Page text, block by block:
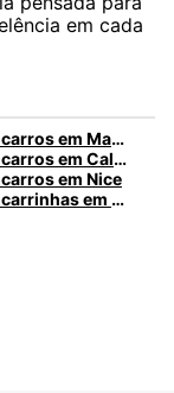
em cada
Aluguer de carros em Madrid
Aluguer de carros em Caldas da Rainha
em Nice
Aluguer de carrinhas em Santa Maria da Feira